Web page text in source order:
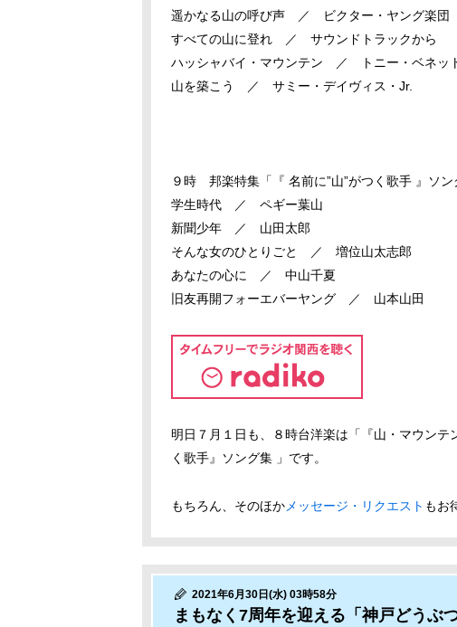
遥かなる山の呼び声 ／ ビクター・ヤング楽団
すべての山に登れ ／ サウンドトラックから
ハッシャバイ・マウンテン ／ トニー・ベネッ
山を築こう ／ サミー・デイヴィス・Jr.
９時 邦楽特集「『 名前に”山”がつく歌手 』ソン
学生時代 ／ ペギー葉山
新聞少年 ／ 山田太郎
そんな女のひとりごと ／ 増位山太志郎
あなたの心に ／ 中山千夏
旧友再開フォーエバーヤング ／ 山本山田
明日７月１日も、８時台洋楽は「『山・マウンテ
く歌手』ソング集 」です。
もちろん、そのほか メッセージ・リクエスト もお
2021年6月30日(水) 03時58分
まもなく7周年を迎える「神戸どうぶ